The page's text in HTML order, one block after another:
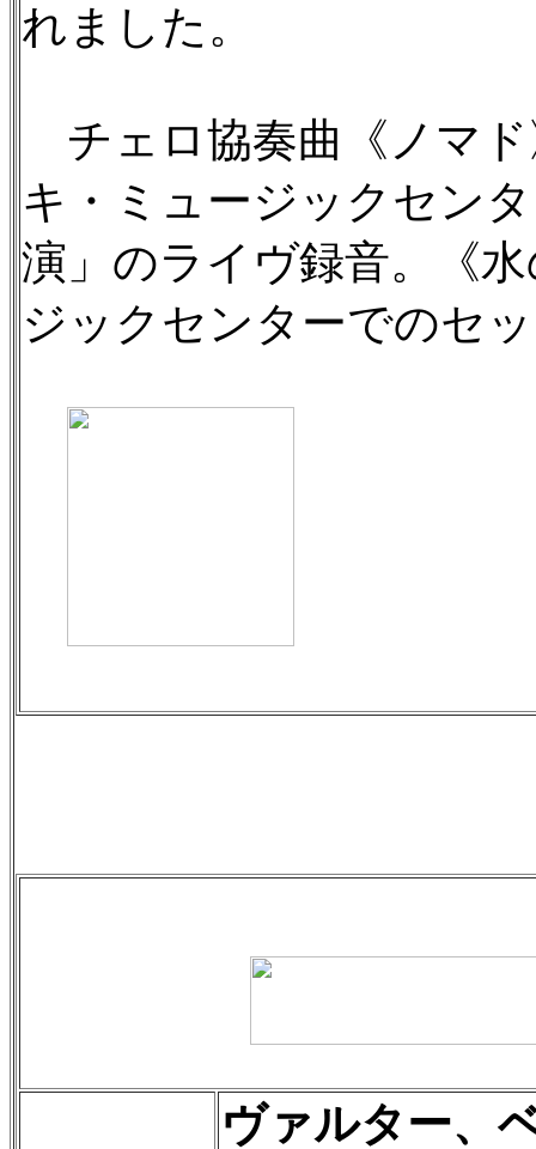
れました。
チェロ協奏曲《ノマド
キ・ミュージックセン
演」のライヴ録音。《
ジックセンターでのセ
ヴァルター、